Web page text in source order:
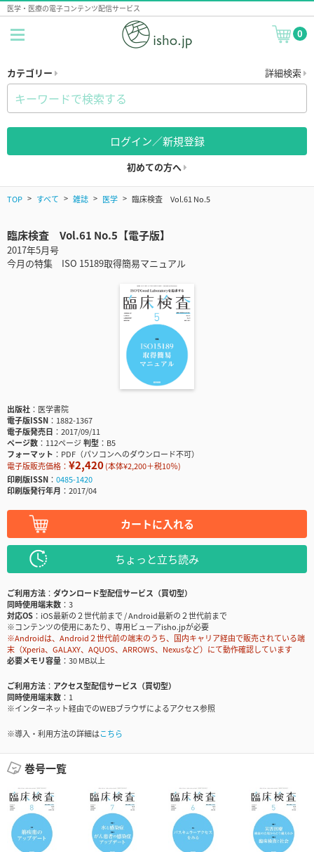
医学・医療の電子コンテンツ配信サービス
0
カテゴリー 詳細検索
ログイン／新規登録
初めての方へ
TOP すべて 雑誌 医学 臨床検査 Vol.61 No.5
臨床検査 Vol.61 No.5【電子版】
2017年5月号
今月の特集 ISO 15189取得簡易マニュアル
出版社
医学書院
電子版ISSN
1882-1367
電子版発売日
2017/09/11
ページ数
112ページ判型
B5
フォーマット
PDF（パソコンへのダウンロード不可）
電子版販売価格： ¥2,420(本体¥2,200＋税10％)
印刷版ISSN
0485-1420
印刷版発行年月
2017/04
カートに入れる
ちょっと立ち読み
ご利用方法
ダウンロード型配信サービス（買切型）
同時使用端末数
3
対応OS
iOS最新の２世代前まで / Android最新の２世代前まで
※コンテンツの使用にあたり、専用ビューアisho.jpが必要
※Androidは、Android２世代前の端末のうち、国内キャリア経由で販売されている端
末（Xperia、GALAXY、AQUOS、ARROWS、Nexusなど）にて動作確認しています
必要メモリ容量
30 MB以上
ご利用方法
アクセス型配信サービス（買切型）
同時使用端末数
1
※インターネット経由でのWEBブラウザによるアクセス参照
※導入・利用方法の詳細はこちら
巻号一覧